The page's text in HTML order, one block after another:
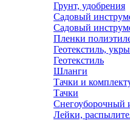
Грунт, удобрения
Садовый
Садовый
Пленки
Геотекстиль,
Геотекстиль
Шланги
Тачки и
Тачки
Снегоуборочный
Лейки,